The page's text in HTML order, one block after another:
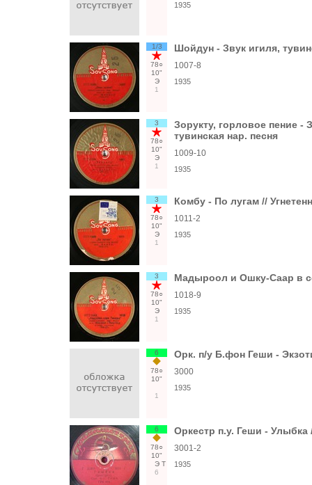
1935
1/3
78○
10"
Э
1
Шойдун - Звук игиля,
1007-8
1935
3
78○
10"
Э
1
Зорукту, горловое пение -
тувинская нар. песня
1009-10
1935
3
78○
10"
Э
1
Комбу - По лугам //
1011-2
1935
3
78○
10"
Э
1
Мадыроол и Ошку-Саар в
1018-9
1935
6
78○
10"
1
Орк. п/у Б.фон Геши -
3000
1935
6
78○
10"
Э Т
6
Оркестр п.у. Геши - Улыбка
3001-2
1935